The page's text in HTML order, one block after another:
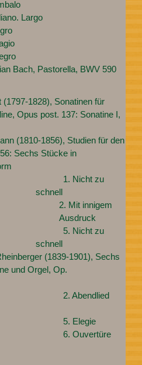
Largo
Bach, Pastorella, BWV 590
(1797-1828), Sonatinen für
Opus post. 137: Sonatine I,
(1810-1856), Studien für den
Sechs Stücke in
1. Nicht zu
schnell
2. Mit innigem
Ausdruck
5. Nicht zu
schnell
(1839-1901), Sechs
und Orgel, Op.
2. Abendlied
5. Elegie
6. Ouvertüre